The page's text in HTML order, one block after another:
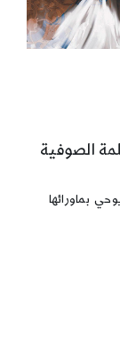
الصوفية
بماورائها